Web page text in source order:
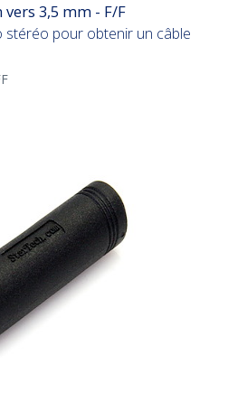
3,5 mm - F/F
stéréo pour obtenir un câble